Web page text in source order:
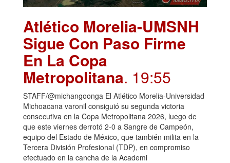
Atlético Morelia-UMSNH
Sigue Con Paso Firme
En La Copa
Metropolitana. 19:55
STAFF/@michangoonga El Atlético Morelia-Universidad
Michoacana varonil consiguió su segunda victoria
consecutiva en la Copa Metropolitana 2026, luego de
que este viernes derrotó 2-0 a Sangre de Campeón,
equipo del Estado de México, que también milita en la
Tercera División Profesional (TDP), en compromiso
efectuado en la cancha de la Academi